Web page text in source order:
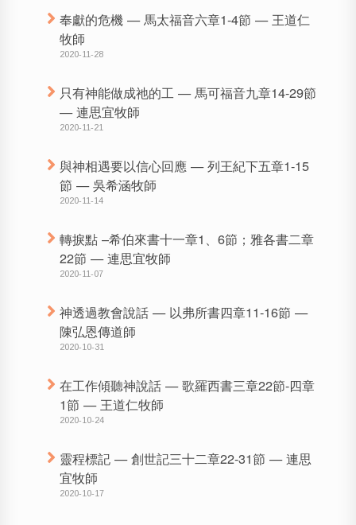
奉獻的危機 — 馬太福音六章1-4節 — 王道仁
牧師
2020-11-28
只有神能做成祂的工 — 馬可福音九章14-29節
— 連思宜牧師
2020-11-21
與神相遇要以信心回應 — 列王紀下五章1-15
節 — 吳希涵牧師
2020-11-14
轉捩點 –希伯來書十一章1、6節；雅各書二章
22節 — 連思宜牧師
2020-11-07
神透過教會說話 — 以弗所書四章11-16節 —
陳弘恩傳道師
2020-10-31
在工作傾聽神說話 — 歌羅西書三章22節-四章
1節 — 王道仁牧師
2020-10-24
靈程標記 — 創世記三十二章22-31節 — 連思
宜牧師
2020-10-17